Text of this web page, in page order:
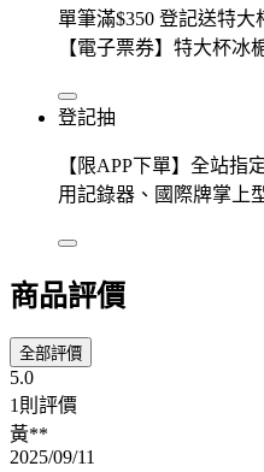
單筆滿$350 登記送特
【電子票券】特大杯冰
登記抽
【限APP下單】全站指
用記錄器、國際牌掌上
商品評價
全部評價
5.0
1則評價
黃**
2025/09/11